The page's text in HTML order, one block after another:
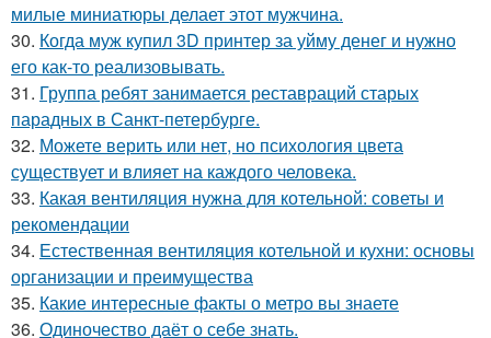
милые миниатюры делает этот мужчина.
30. Когда муж купил 3D принтер за уйму денег и нужно
его как-то реализовывать.
31. Группа ребят занимается реставраций старых
парадных в Санкт-петербурге.
32. Можете верить или нет, но психология цвета
существует и влияет на каждого человека.
33. Какая вентиляция нужна для котельной: советы и
рекомендации
34. Естественная вентиляция котельной и кухни: основы
организации и преимущества
35. Какие интересные факты о метро вы знаете
36. Одиночество даёт о себе знать.